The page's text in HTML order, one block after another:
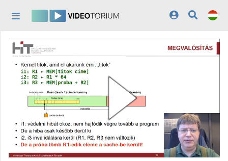
Kezdőlap
Bejelentkezés
Felfedezés
Kategóriák
Lejátszási listák
Intézmények